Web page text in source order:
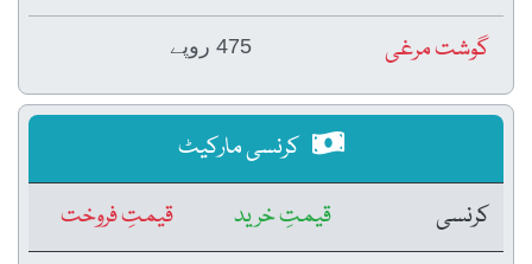
گوشت مرغی 475 روپے
کرنسی مارکیٹ
کرنسی
قیمتِ خرید
قیمتِ فروخت